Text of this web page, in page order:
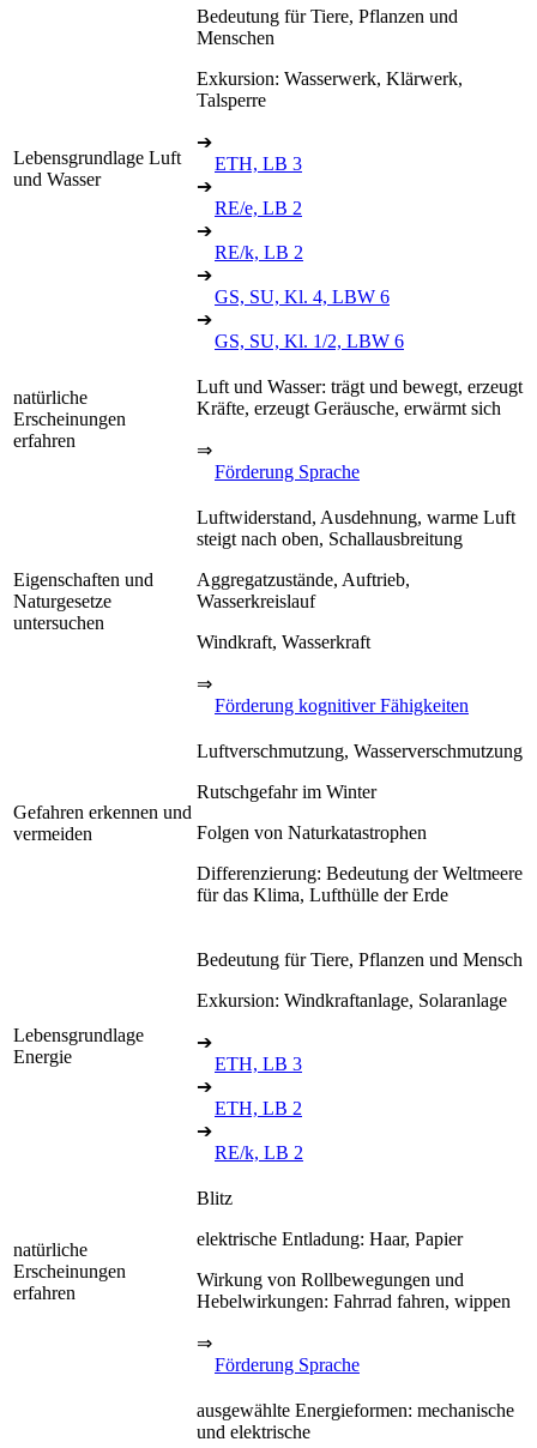
Lebensgrundlage Luft
und Wasser
Bedeutung für Tiere, Pflanzen und
Menschen
Exkursion: Wasserwerk, Klärwerk,
Talsperre
➔
ETH, LB 3
➔
RE/e, LB 2
➔
RE/k, LB 2
➔
GS, SU, Kl. 4, LBW 6
➔
GS, SU, Kl. 1/2, LBW 6
natürliche
Erscheinungen
erfahren
Luft und Wasser: trägt und bewegt, erzeugt
Kräfte, erzeugt Geräusche, erwärmt sich
⇒
Förderung Sprache
Eigenschaften und
Naturgesetze
untersuchen
Luftwiderstand, Ausdehnung, warme Luft
steigt nach oben, Schallausbreitung
Aggregatzustände, Auftrieb,
Wasserkreislauf
Windkraft, Wasserkraft
⇒
Förderung kognitiver Fähigkeiten
Gefahren erkennen und
vermeiden
Luftverschmutzung, Wasserverschmutzung
Rutschgefahr im Winter
Folgen von Naturkatastrophen
Differenzierung: Bedeutung der Weltmeere
für das Klima, Lufthülle der Erde
Lebensgrundlage
Energie
Bedeutung für Tiere, Pflanzen und Mensch
Exkursion: Windkraftanlage, Solaranlage
➔
ETH, LB 3
➔
ETH, LB 2
➔
RE/k, LB 2
natürliche
Erscheinungen
erfahren
Blitz
elektrische Entladung: Haar, Papier
Wirkung von Rollbewegungen und
Hebelwirkungen: Fahrrad fahren, wippen
⇒
Förderung Sprache
ausgewählte Energieformen: mechanische
und elektrische